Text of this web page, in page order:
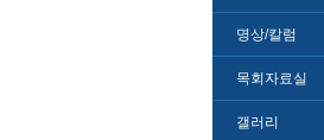
명상/칼럼
목회자료실
갤러리